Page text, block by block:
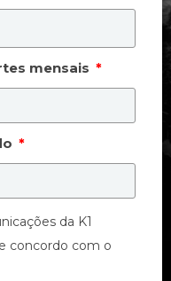
mensais
da K1
concordo com o